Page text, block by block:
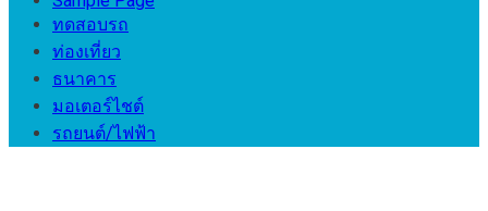
ทดสอบรถ
ท่องเที่ยว
ธนาคาร
มอเตอร์ไชต์
รถยนต์/ไฟฟ้า